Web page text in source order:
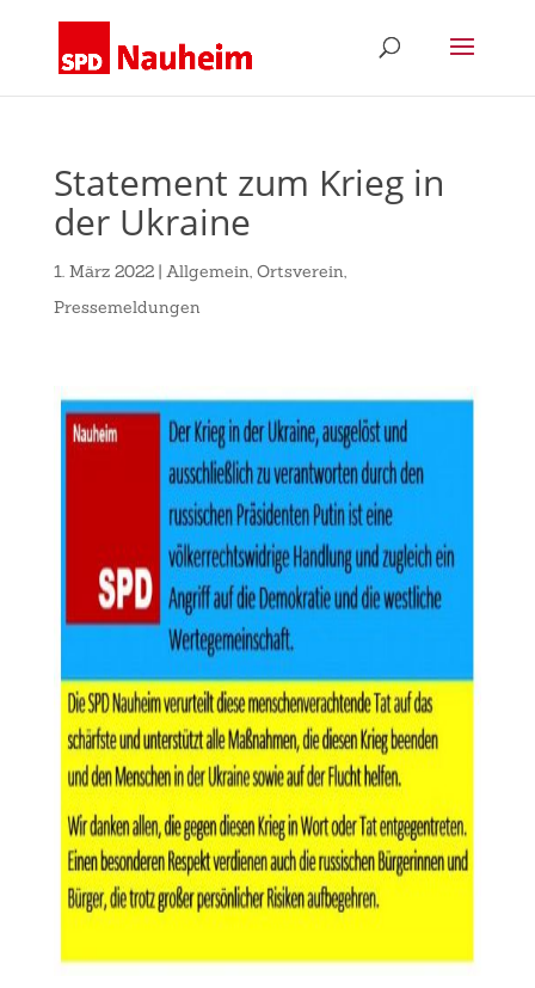
Statement zum Krieg in
der Ukraine
1. März 2022| Allgemein, Ortsverein,
Pressemeldungen